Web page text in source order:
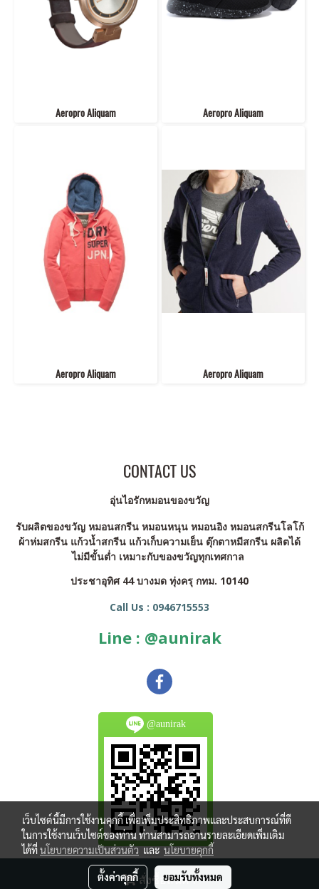
สั่งซื้อสินค้า
Aeropro Aliquam Aeropro Aliquam
Aeropro Aliquam Aeropro Aliquam
CONTACT US
อุ่นไอรักหมอนของขวัญ
รับผลิตของขวัญ หมอนสกรีน หมอนหนุน หมอนอิง หมอนสกรีนโลโก้
ผ้าห่มสกรีน แก้วน้ำสกรีน แก้วเก็บความเย็น ตุ๊กตาหมีสกรีน ผลิตได้
ไม่มีขั้นต่ำ เหมาะกับของขวัญทุกเทศกาล
ประชาอุทิศ 44 บางมด ทุ่งครุ กทม. 10140
Call Us : 0946715553
Line : @aunirak
@aunirak
Copy right by makewebeasy.com
เว็บไซต์นี้มีการใช้งานคุกกี้ เพื่อเพิ่มประสิทธิภาพและประสบการณ์ที่ดี
ในการใช้งานเว็บไซต์ของท่าน ท่านสามารถอ่านรายละเอียดเพิ่มเติม
ได้ที่นโยบายความเป็นส่วนตัวและนโยบายคุกกี้
ตั้งค่าคุกกี้ ยอมรับทั้งหมด